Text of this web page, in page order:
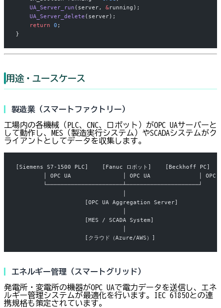
    UA_Server_run
(server, &running);
    UA_Server_delete
(server);
    return
0 ;
}
用途・ユースケース
製造業（スマートファクトリー）
工場内の各機械（PLC、CNC、ロボット）がOPC UAサーバーと
して動作し、MES（製造実行システム）やSCADAシステムがク
ライアントとしてデータを収集します。
[Siemens S7-1500 PLC]    [Fanuc ロボット]    [Beckhoff PC]
│ OPC UA               │ OPC UA              │ OPC
        └──────────────────────┴─────────────────────┘
                    [OPC UA Aggregation Server]
                    [MES / SCADA System]
                    [クラウド（Azure/AWS）]
エネルギー管理（スマートグリッド）
発電所・変電所の機器がOPC UAで電力データを送信し、エネ
ルギー管理システムが最適化を行います。IEC 61850との連
携規格も策定されています。